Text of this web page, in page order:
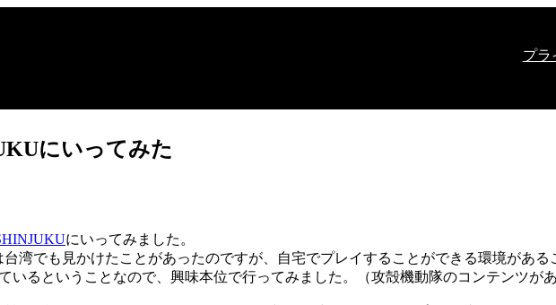
プラ
にいってみた
にいってみました。
湾でも見かけたことがあったのですが、自宅でプレイすることができる環境がある
いるということなので、興味本位で行ってみました。（攻殻機動隊のコンテンツが